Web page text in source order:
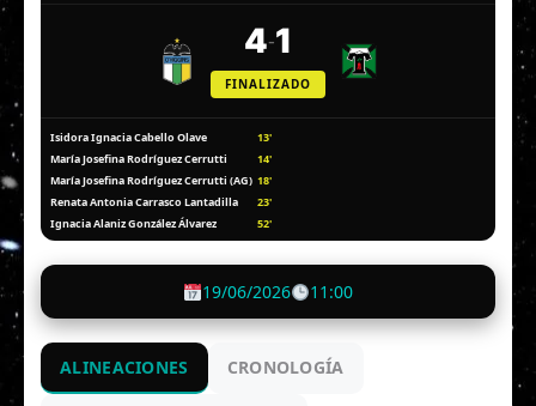
4-1
FINALIZADO
Isidora Ignacia Cabello Olave
13'
María Josefina Rodríguez Cerrutti
14'
María Josefina Rodríguez Cerrutti (AG) 18'
Renata Antonia Carrasco Lantadilla
23'
Ignacia Alaniz González Álvarez
52'
19/06/2026 11:00
ALINEACIONES CRONOLOGÍA